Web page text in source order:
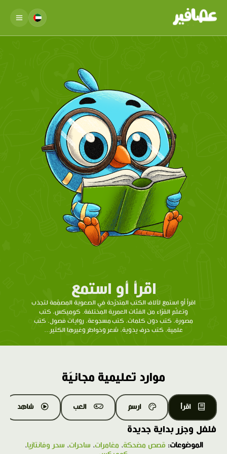
اقرأ أو استمع
اقرأ أو استمع لآلاف الكتب المتدرّحة في الصعوبة المصمّمة لتجذب
وتعلّم القرّاء من الفئات العمرية المختلفة. كوميكس، كتب
مصورة، كتب دون كلمات، كتب مسجوعة، روايات فصول، كتب
علمية، كتب حرف يدوية، شعر وخواطر وغيرها الكثير...
موارد تعليمية مجانيّة
اقرأ ارسم العب شاهد
فلفل وجزر بداية جديدة
الموضوعات: قصص مضحكة، مغامرات، ساحرات، سحر وفانتازيا،